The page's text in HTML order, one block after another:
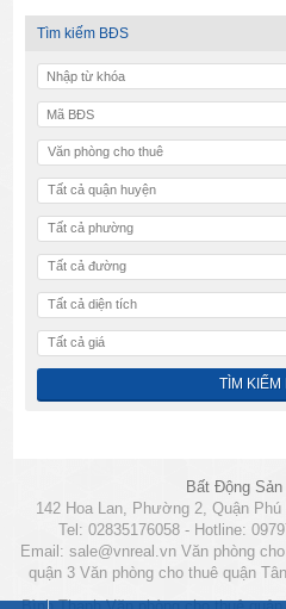
Tìm kiếm BĐS
Văn phòng cho thuê
Tất cả quận huyện
Tất cả phường
Tất cả đường
Tất cả diện tích
Tất cả giá
Bất Động
142 Hoa Lan, Phường 2, Quận
Tel: 02835176058 - Hotline:
Email: sale@vnreal.vn Văn phòng
quận 3 Văn phòng cho thuê quận